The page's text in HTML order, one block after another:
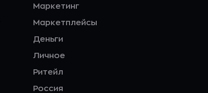
Маркетинг
Маркетплейсы
Деньги
Личное
Ритейл
Россия